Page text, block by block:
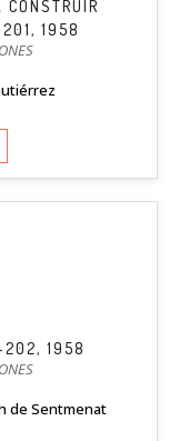
1958
202, 1958
de Sentmenat